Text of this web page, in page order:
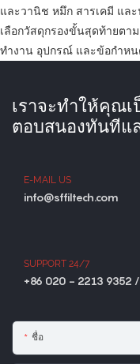
และวานิช หมึก สารเคมี แล
เลือกวัสดุกรองขั้นสุดท้ายตา
ทำงาน อุปกรณ์ และข้อกำหน
เราจะทำให้คุณเ
ตอบสนองทันทีแ
E-MAIL US
info@sffiltech.com
SUPPORT 24/7
+86 020 - 2213 9352
ชื่อ